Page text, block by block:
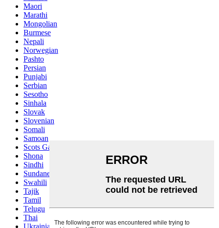
Maori
Marathi
Mongolian
Burmese
Nepali
Norwegian
Pashto
Persian
Punjabi
Serbian
Sesotho
Sinhala
Slovak
Slovenian
Somali
Samoan
Scots Gaelic
Shona
Sindhi
Sundanese
Swahili
Tajik
Tamil
Telugu
Thai
Ukrainian